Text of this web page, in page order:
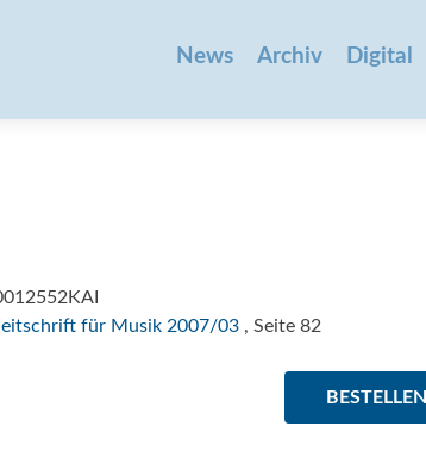
News Archiv Digital
für Musik 2007/03, Seite 82
BESTELLEN